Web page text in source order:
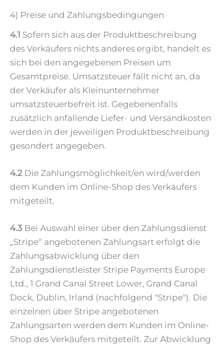
4) Preise und Zahlungsbedingungen
4.1 Sofern sich aus der Produktbeschreibung
des Verkäufers nichts anderes ergibt, handelt es
sich bei den angegebenen Preisen um
Gesamtpreise. Umsatzsteuer fällt nicht an, da
der Verkäufer als Kleinunternehmer
umsatzsteuerbefreit ist. Gegebenenfalls
zusätzlich anfallende Liefer- und Versandkosten
werden in der jeweiligen Produktbeschreibung
gesondert angegeben.
4.2 Die Zahlungsmöglichkeit/en wird/werden
dem Kunden im Online-Shop des Verkäufers
mitgeteilt.
4.3 Bei Auswahl einer über den Zahlungsdienst
„Stripe“ angebotenen Zahlungsart erfolgt die
Zahlungsabwicklung über den
Zahlungsdienstleister Stripe Payments Europe
Ltd., 1 Grand Canal Street Lower, Grand Canal
Dock, Dublin, Irland (nachfolgend "Stripe"). Die
einzelnen über Stripe angebotenen
Zahlungsarten werden dem Kunden im Online-
Shop des Verkäufers mitgeteilt. Zur Abwicklung